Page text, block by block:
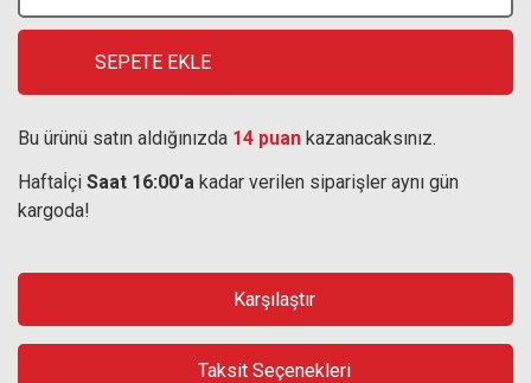
SEPETE EKLE
Bu ürünü satın aldığınızda 14 puan kazanacaksınız.
Haftaİçi Saat 16:00'a kadar verilen siparişler aynı gün
kargoda!
Karşılaştır
Taksit Seçenekleri